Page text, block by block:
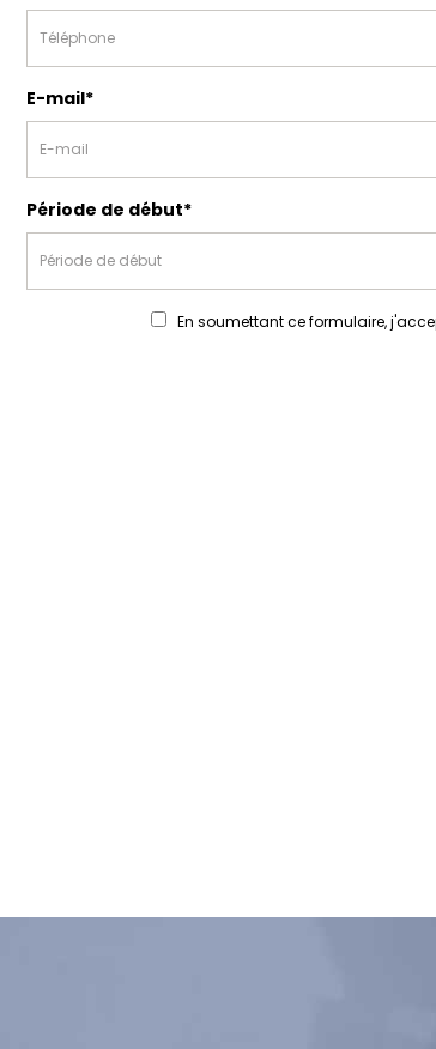
E-mail*
Période de début*
En soumettant ce formulaire,